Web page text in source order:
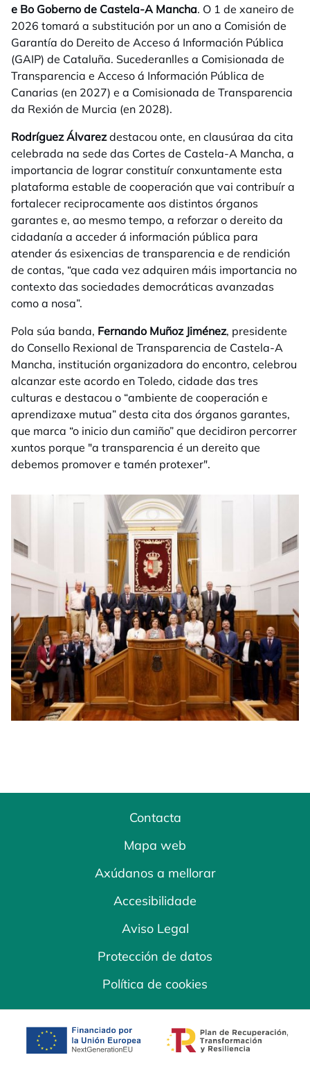
e Bo Goberno de Castela-A Mancha. O 1 de xaneiro de
2026 tomará a substitución por un ano a Comisión de
Garantía do Dereito de Acceso á Información Pública
(GAIP) de Cataluña. Sucederanlles a Comisionada de
Transparencia e Acceso á Información Pública de
Canarias (en 2027) e a Comisionada de Transparencia
da Rexión de Murcia (en 2028).
Rodríguez Álvarezdestacou onte, en clausúraa da cita
celebrada na sede das Cortes de Castela-A Mancha, a
importancia de lograr constituír conxuntamente esta
plataforma estable de cooperación que vai contribuír a
fortalecer reciprocamente aos distintos órganos
garantes e, ao mesmo tempo, a reforzar o dereito da
cidadanía a acceder á información pública para
atender ás esixencias de transparencia e de rendición
de contas, “que cada vez adquiren máis importancia no
contexto das sociedades democráticas avanzadas
como a nosa”.
Pola súa banda, Fernando Muñoz Jiménez, presidente
do Consello Rexional de Transparencia de Castela-A
Mancha, institución organizadora do encontro, celebrou
alcanzar este acordo en Toledo, cidade das tres
culturas e destacou o “ambiente de cooperación e
aprendizaxe mutua” desta cita dos órganos garantes,
que marca “o inicio dun camiño” que decidiron percorrer
xuntos porque "a transparencia é un dereito que
debemos promover e tamén protexer".
Contacta
Mapa web
Axúdanos a mellorar
Accesibilidade
Aviso Legal
Protección de datos
Política de cookies
opens in a new tab opens in a new